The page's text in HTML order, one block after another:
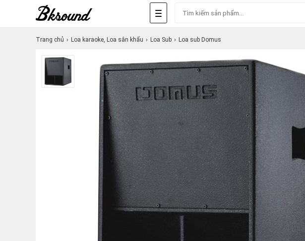
Trang chủ Loa karaoke, Loa sân khấu Loa Sub Loa sub Domus